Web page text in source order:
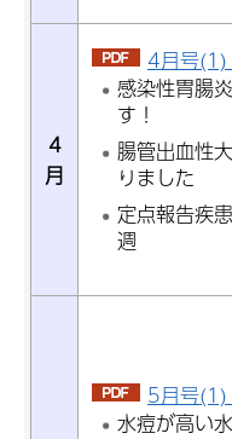
4
月
4月号(1)
感染性胃腸
す！
腸管出血性
りました
定点報告疾
週
5月号(1)
水痘が高い